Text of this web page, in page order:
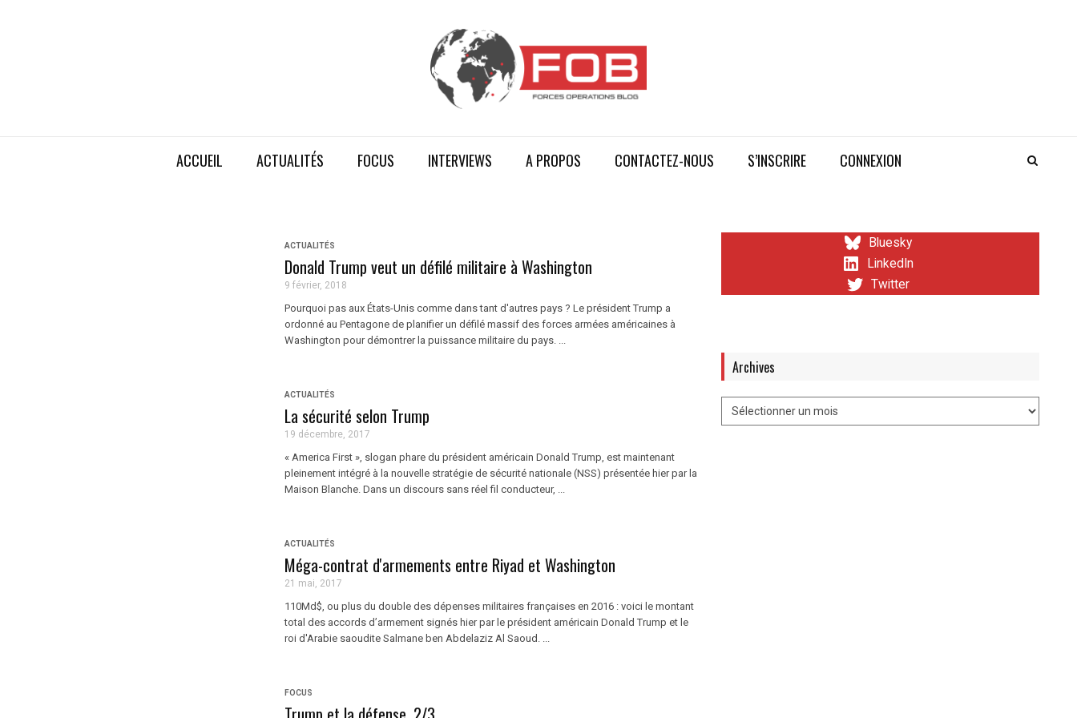
ACCUEIL ACTUALITÉS FOCUS INTERVIEWS A PROPOS CONTACTEZ-NOUS S’INSCRIRE CONNEXION
ACTUALITÉS
Donald Trump veut un défilé militaire à Washington
9 février, 2018
Pourquoi pas aux États-Unis comme dans tant d'autres pays ? Le président Trump a
ordonné au Pentagone de planifier un défilé massif des forces armées américaines à
Washington pour démontrer la puissance militaire du pays. ...
ACTUALITÉS
La sécurité selon Trump
19 décembre, 2017
« America First », slogan phare du président américain Donald Trump, est maintenant
pleinement intégré à la nouvelle stratégie de sécurité nationale (NSS) présentée hier par la
Maison Blanche. Dans un discours sans réel fil conducteur, ...
ACTUALITÉS
Méga-contrat d'armements entre Riyad et Washington
21 mai, 2017
110Md$, ou plus du double des dépenses militaires françaises en 2016 : voici le montant
total des accords d’armement signés hier par le président américain Donald Trump et le
roi d'Arabie saoudite Salmane ben Abdelaziz Al Saoud. ...
FOCUS
Bluesky
LinkedIn
Twitter
Archives